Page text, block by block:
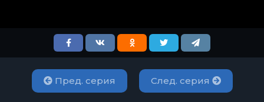
Пред. серия След. серия